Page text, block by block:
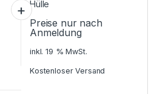
Preise nur nach
Anmeldung
inkl. 19 % MwSt.
Kostenloser Versand